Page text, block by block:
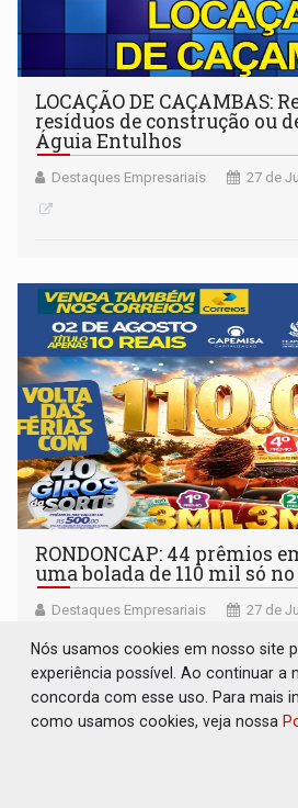
LOCAÇÃO DE CAÇAMBAS:
resíduos de construção ou
Águia Entulhos
Destaques Empresariais 27 de
RONDONCAP: 44 prêmios
uma bolada de 110 mil só
Destaques Empresariais 27 de
Nós usamos cookies em nosso site
experiência possível. Ao continuar a
concorda com esse uso. Para mais
como usamos cookies, veja nossa